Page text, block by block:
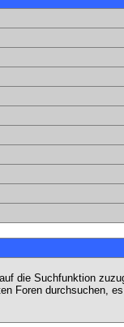
die Suchfunktion
Foren durchsuchen,